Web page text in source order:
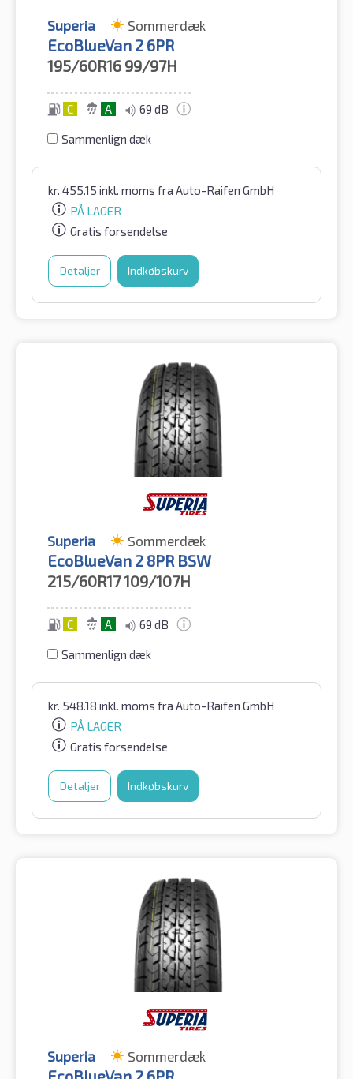
Superia Sommerdæk
EcoBlueVan 2 6PR
195/60R16 99/97H
C A 69 dB
Sammenlign dæk
kr. 455.15 inkl. moms fra Auto-Raifen GmbH
PÅ LAGER
Gratis forsendelse
Detaljer Indkøbskurv
Superia Sommerdæk
EcoBlueVan 2 8PR BSW
215/60R17109/107H
C A 69 dB
Sammenlign dæk
kr. 548.18 inkl. moms fra Auto-Raifen GmbH
PÅ LAGER
Gratis forsendelse
Detaljer Indkøbskurv
Superia Sommerdæk